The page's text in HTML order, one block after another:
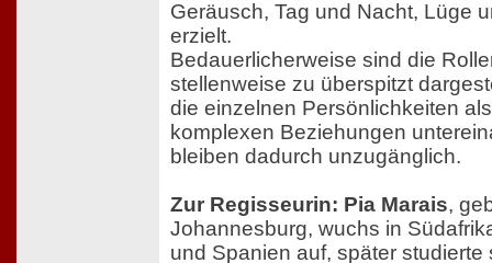
Geräusch, Tag und Nacht, Lüge
erzielt.
Bedauerlicherweise sind die
stellenweise zu überspitzt
die einzelnen Persönlichkeiten
komplexen Beziehungen
bleiben dadurch unzugänglich.
Zur Regisseurin: Pia Marais,
Johannesburg, wuchs in
und Spanien auf, später studierte